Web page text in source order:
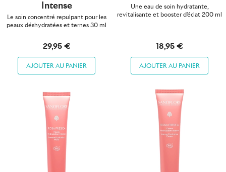
Intense
Le soin concentré repulpant pour les
peaux déshydratées et ternes 30 ml
29,95 €
AJOUTER AU PANIER
Une eau de soin hydratante,
revitalisante et booster d'éclat 200 ml
18,95 €
AJOUTER AU PANIER